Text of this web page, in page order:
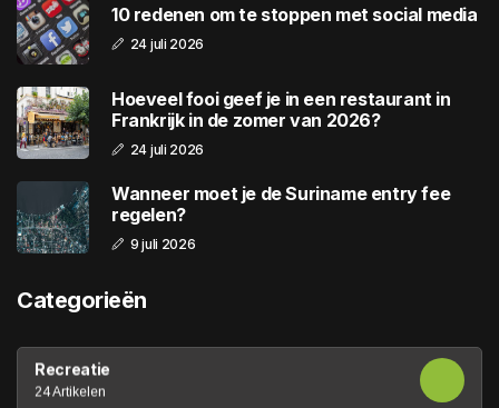
10 redenen om te stoppen met social media
24 juli 2026
Hoeveel fooi geef je in een restaurant in
Frankrijk in de zomer van 2026?
24 juli 2026
Wanneer moet je de Suriname entry fee
regelen?
9 juli 2026
Categorieën
Recreatie
24 Artikelen